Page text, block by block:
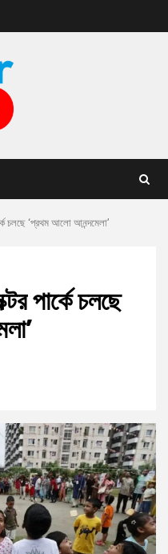
চলছে ‘প্রথম আলো আনন্দমেলা’
পার্কে চলছে